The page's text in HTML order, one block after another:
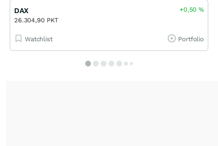
DAX
26.304,90 PKT
+0,50%
Watchlist Portfolio